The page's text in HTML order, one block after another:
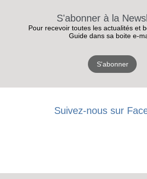
RECEVEZ
LES
BONS
S'abonner à la
Pour recevoir toutes les actualités et
Guide dans sa boite e-
S'abonner
Suivez-nous sur